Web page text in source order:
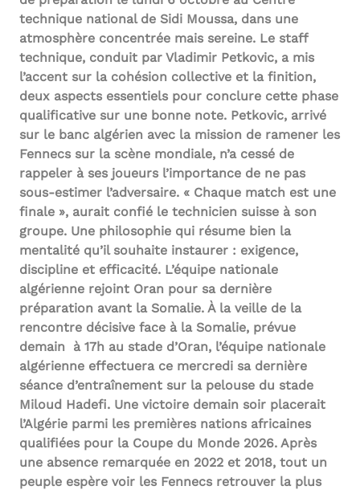
technique national de Sidi Moussa, dans une
atmosphère concentrée mais sereine. Le staff
technique, conduit par Vladimir Petkovic, a mis
l’accent sur la cohésion collective et la finition,
deux aspects essentiels pour conclure cette phase
qualificative sur une bonne note. Petkovic, arrivé
sur le banc algérien avec la mission de ramener les
Fennecs sur la scène mondiale, n’a cessé de
rappeler à ses joueurs l’importance de ne pas
sous-estimer l’adversaire. « Chaque match est une
finale », aurait confié le technicien suisse à son
groupe. Une philosophie qui résume bien la
mentalité qu’il souhaite instaurer : exigence,
discipline et efficacité. L’équipe nationale
algérienne rejoint Oran pour sa dernière
préparation avant la Somalie. À la veille de la
rencontre décisive face à la Somalie, prévue
demain à 17h au stade d’Oran, l’équipe nationale
algérienne effectuera ce mercredi sa dernière
séance d’entraînement sur la pelouse du stade
Miloud Hadefi. Une victoire demain soir placerait
l’Algérie parmi les premières nations africaines
qualifiées pour la Coupe du Monde 2026. Après
une absence remarquée en 2022 et 2018, tout un
peuple espère voir les Fennecs retrouver la plus